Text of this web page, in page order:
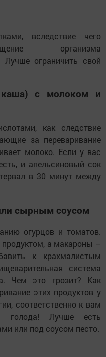
вследствие чего
организма
Лучше ограничить свой
с молоком и
как следствие
за переваривание
молоко. Если у вас
и апельсиновый сок
в 30 минут между
сырным соусом
огурцов и томатов.
а макароны –
к крахмалистым
система
Чем это грозит? Как
этих продуктов у
соответственно к вам
голода! Лучше есть
или под соусом песто.